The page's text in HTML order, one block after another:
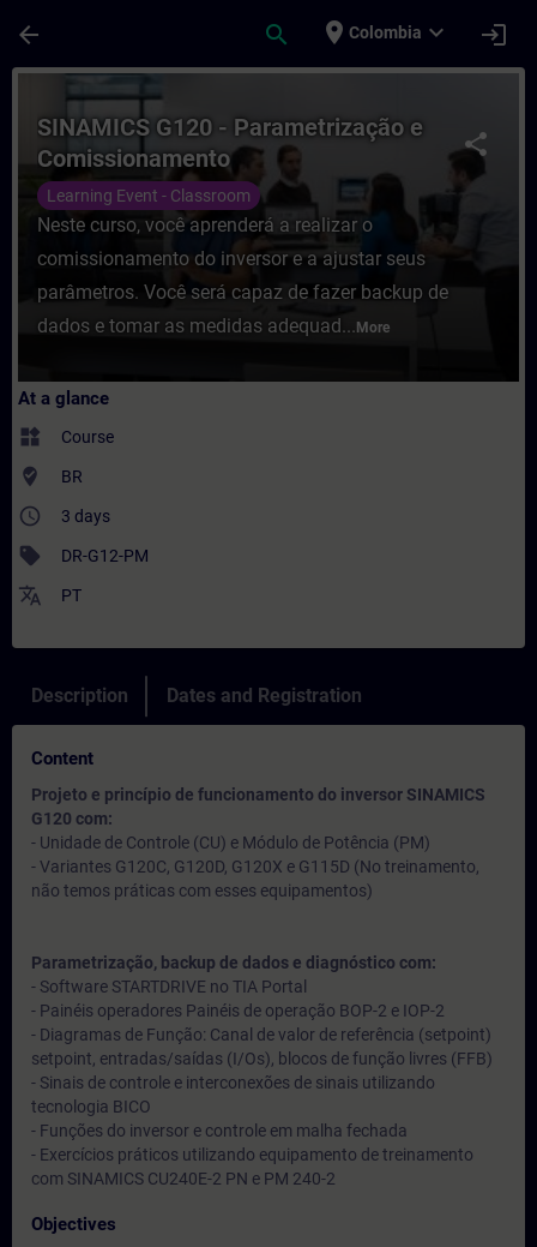
arrow_back search place Colombia expand_more login
Course - SINAMICS G120 -
share
SINAMICS G120 - Parametrização e
Comissionamento
Learning Event - Classroom
Neste curso, você aprenderá a realizar o
comissionamento do inversor e a ajustar seus
parâmetros. Você será capaz de fazer backup de
dados e tomar as medidas adequad... More
At a glance
widgets Course
where_to_vote BR
access_time 3 days
sell DR-G12-PM
translate PT
Description Dates and Registration
Content
Projeto e princípio de funcionamento do inversor SINAMICS
G120 com:
- Unidade de Controle (CU) e Módulo de Potência (PM)
- Variantes G120C, G120D, G120X e G115D (No treinamento,
não temos práticas com esses equipamentos)
Parametrização, backup de dados e diagnóstico com:
- Software STARTDRIVE no TIA Portal
- Painéis operadores Painéis de operação BOP-2 e IOP-2
- Diagramas de Função: Canal de valor de referência (setpoint)
setpoint, entradas/saídas (I/Os), blocos de função livres (FFB)
- Sinais de controle e interconexões de sinais utilizando
tecnologia BICO
- Funções do inversor e controle em malha fechada
- Exercícios práticos utilizando equipamento de treinamento
com SINAMICS CU240E-2 PN e PM 240-2
Objectives